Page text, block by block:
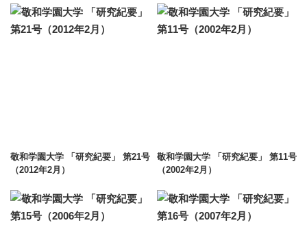
敬和学園大学 「研究紀要」 第21号
（2012年2月）
敬和学園大学 「研究紀要」 第11号
（2002年2月）